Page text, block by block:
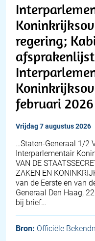
regering;
februari 2026
vrijdag 7 augustus 2026
…Staten-Generaal 1/2
Interparlementair
VAN DE
ZAKEN EN
van de Eerste en van
Generaal Den Haag,
bij brief…
Bron: Officiële